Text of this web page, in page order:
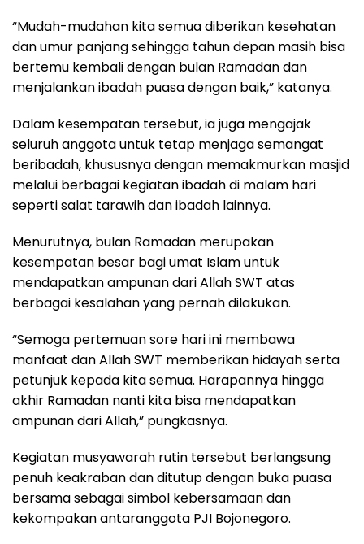
“Mudah-mudahan kita semua diberikan kesehatan
dan umur panjang sehingga tahun depan masih bisa
bertemu kembali dengan bulan Ramadan dan
menjalankan ibadah puasa dengan baik,” katanya.
Dalam kesempatan tersebut, ia juga mengajak
seluruh anggota untuk tetap menjaga semangat
beribadah, khususnya dengan memakmurkan masjid
melalui berbagai kegiatan ibadah di malam hari
seperti salat tarawih dan ibadah lainnya.
Menurutnya, bulan Ramadan merupakan
kesempatan besar bagi umat Islam untuk
mendapatkan ampunan dari Allah SWT atas
berbagai kesalahan yang pernah dilakukan.
“Semoga pertemuan sore hari ini membawa
manfaat dan Allah SWT memberikan hidayah serta
petunjuk kepada kita semua. Harapannya hingga
akhir Ramadan nanti kita bisa mendapatkan
ampunan dari Allah,” pungkasnya.
Kegiatan musyawarah rutin tersebut berlangsung
penuh keakraban dan ditutup dengan buka puasa
bersama sebagai simbol kebersamaan dan
kekompakan antaranggota PJI Bojonegoro.